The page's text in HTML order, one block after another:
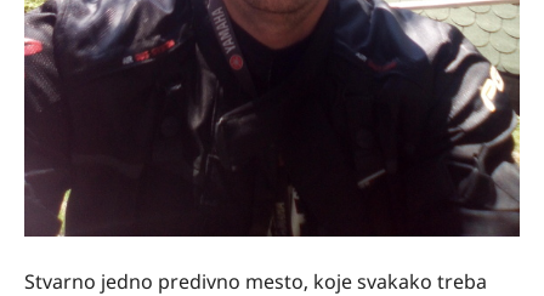
Stvarno jedno predivno mesto, koje svakako treba